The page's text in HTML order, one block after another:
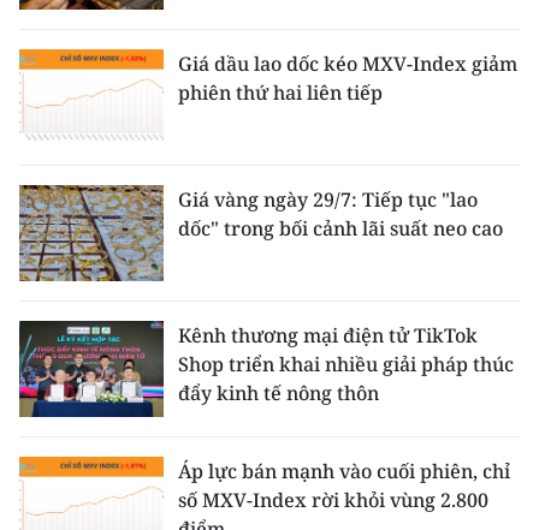
Giá dầu lao dốc kéo MXV-Index giảm
phiên thứ hai liên tiếp
Giá vàng ngày 29/7: Tiếp tục "lao
dốc" trong bối cảnh lãi suất neo cao
Kênh thương mại điện tử TikTok
Shop triển khai nhiều giải pháp thúc
đẩy kinh tế nông thôn
Áp lực bán mạnh vào cuối phiên, chỉ
số MXV-Index rời khỏi vùng 2.800